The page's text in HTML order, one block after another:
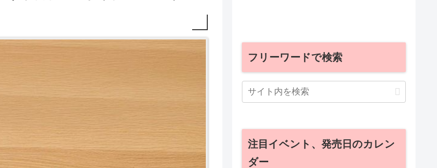
フリーワードで検索
注目イベント、発売日のカレン
ダー